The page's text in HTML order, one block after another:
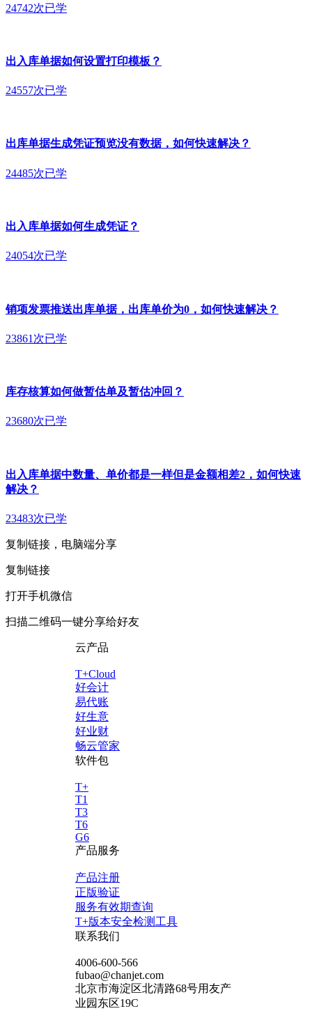
24742次已学
出入库单据如何设置打印模板？
24557次已学
出库单据生成凭证预览没有数据，如何快速解决？
24485次已学
出入库单据如何生成凭证？
24054次已学
销项发票推送出库单据，出库单价为0，如何快速解决？
23861次已学
库存核算如何做暂估单及暂估冲回？
23680次已学
出入库单据中数量、单价都是一样但是金额相差2，如何快速
解决？
23483次已学
复制链接，电脑端分享
复制链接
打开手机微信
扫描二维码一键分享给好友
云产品
T+Cloud
好会计
易代账
好生意
好业财
畅云管家
软件包
T+
T1
T3
T6
G6
产品服务
产品注册
正版验证
服务有效期查询
T+版本安全检测工具
联系我们
4006-600-566
fubao@chanjet.com
北京市海淀区北清路68号用友产
业园东区19C